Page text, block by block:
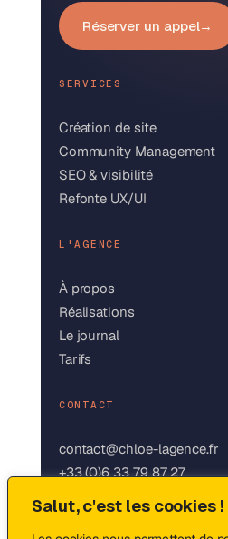
Salut, c'est les cookies !
Réserver un appel→
SERVICES
Création de site
Community Management
SEO & visibilité
Refonte UX/UI
L'AGENCE
À propos
Réalisations
Le journal
Tarifs
CONTACT
contact@chloe-lagence.fr
+33 (0)6 33 79 87 27
LinkedIn
Instagram